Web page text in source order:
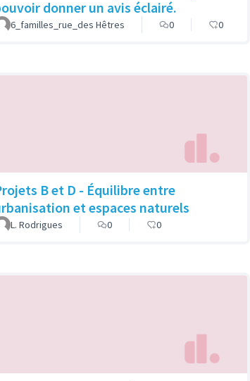
donner un avis éclairé.
6_familles_rue_des Hêtres 0 0
B et D - Équilibre entre
et espaces naturels
L. Rodrigues 0 0